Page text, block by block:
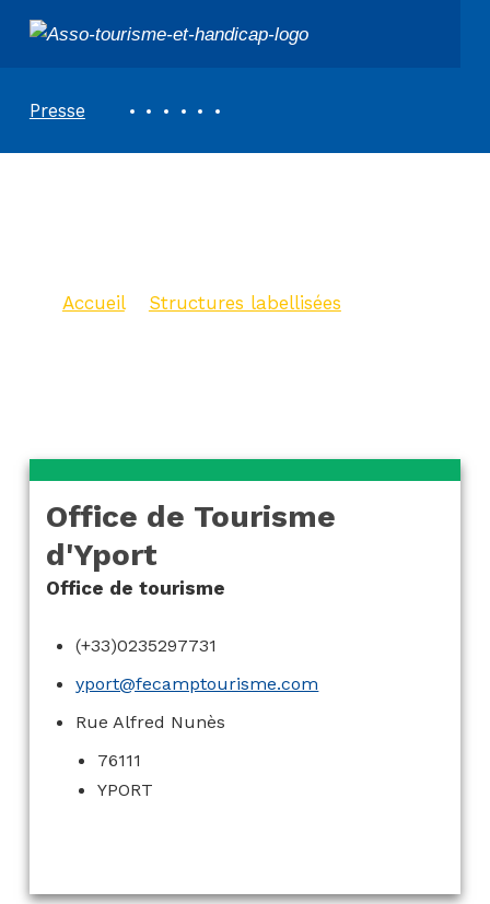
ASSOCIATION TOURISME ET HANDICAPS
Presse
Accueil> Structures labellisées
Office de Tourisme
d'Yport
Office de tourisme
(+33)0235297731
yport@fecamptourisme.com
Rue Alfred Nunès
76111
YPORT